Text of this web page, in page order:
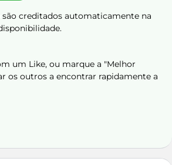
são creditados automaticamente na
um Like, ou marque a "Melhor
os outros a encontrar rapidamente a